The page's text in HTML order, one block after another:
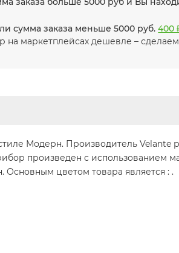
сумма заказа меньше 5000 руб.400
на маркетплейсах дешевле –
Модерн. Производитель Velante
произведен с использованием
Основным цветом товара является : .